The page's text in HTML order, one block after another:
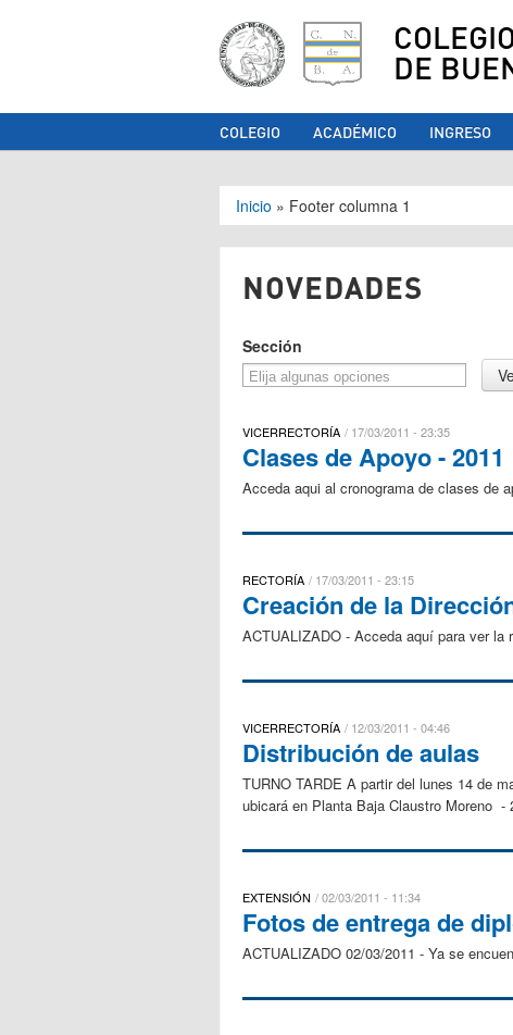
DE
COLEGIO ACADÉMICO INGRESO
Se encuentra
Inicio » Footer columna 1
NOVEDADES
Sección
VICERRECTORÍA 17/03/2011 - 23:35
Clases de Apoyo - 2011
Acceda aqui al cronograma de clases de
RECTORÍA 17/03/2011 - 23:15
Creación de la
ACTUALIZADO - Acceda aquí para ver
VICERRECTORÍA 12/03/2011 - 04:46
Distribución de aulas
TURNO TARDE A partir del lunes 14 de
ubicará en Planta Baja Claustro Moreno -
EXTENSIÓN 02/03/2011 - 11:34
Fotos de entrega de
ACTUALIZADO 02/03/2011 - Ya se